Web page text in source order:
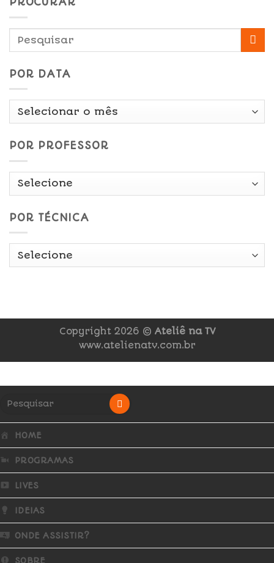
POR DATA
Por
POR PROFESSOR
POR TÉCNICA
Copyright 2026 © Ateliê na TV
www.atelienatv.com.br
HOME
PROGRAMAS
LIVES
IDEIAS
ONDE ASSISTIR?
SOBRE